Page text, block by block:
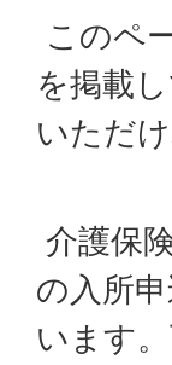
このペ
を掲載
いただ
介護保
の入所
います